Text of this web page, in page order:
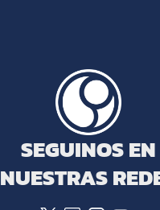
SEGUINOS EN
NUESTRAS